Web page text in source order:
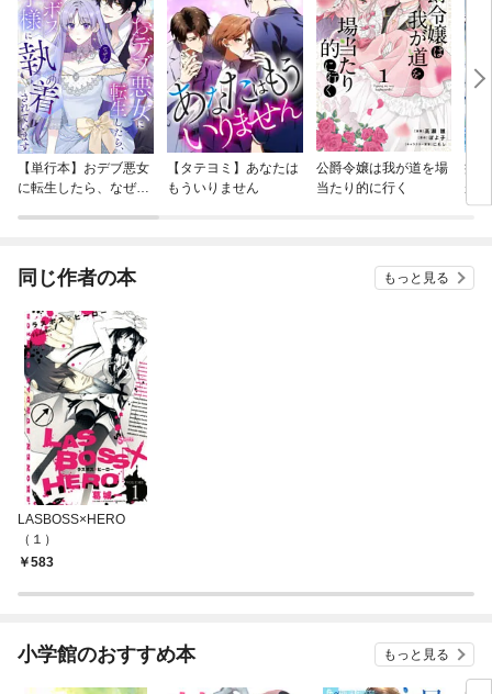
【単行本】おデブ悪女
に転生したら、なぜか
【タテヨミ】あなたは
もういりません
公爵令嬢は我が道を場
当たり的に行く
病
が
ぎ
同じ作者の本 もっと見る
LASBOSS×HERO
（１）
583
小学館のおすすめ本 もっと見る